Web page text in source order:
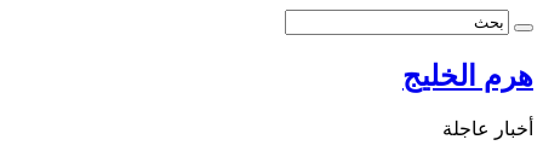
هرم الخليج
أخبار عاجلة